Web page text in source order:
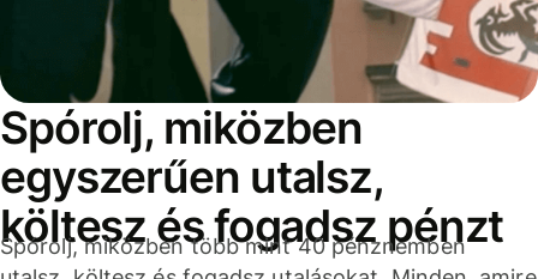
Spórolj, miközben
egyszerűen utalsz,
költesz és fogadsz pénzt
Spórolj, miközben több mint 40 pénznemben